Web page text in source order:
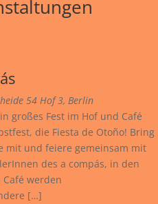
54 Hof 3, Berlin
großes Fest im Hof und Café
die Fiesta de Otoño! Bring
mit und feiere gemeinsam mit
des a compás, in den
werden
[…]